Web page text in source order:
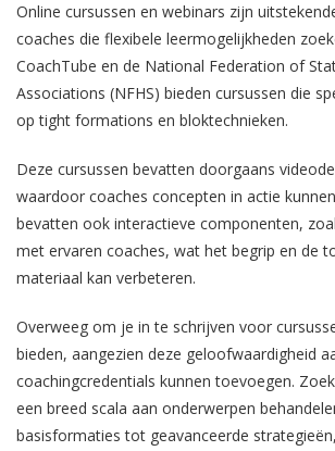
Online cursussen en webinars zijn
coaches die flexibele leermogelijkheden
CoachTube en de National Federation of
Associations (NFHS) bieden cursussen die
op tight formations en bloktechnieken.
Deze cursussen bevatten doorgaans
waardoor coaches concepten in actie
bevatten ook interactieve componenten,
met ervaren coaches, wat het begrip en de
materiaal kan verbeteren.
Overweeg om je in te schrijven voor
bieden, aangezien deze geloofwaardigheid
coachingcredentials kunnen toevoegen.
een breed scala aan onderwerpen
basisformaties tot geavanceerde